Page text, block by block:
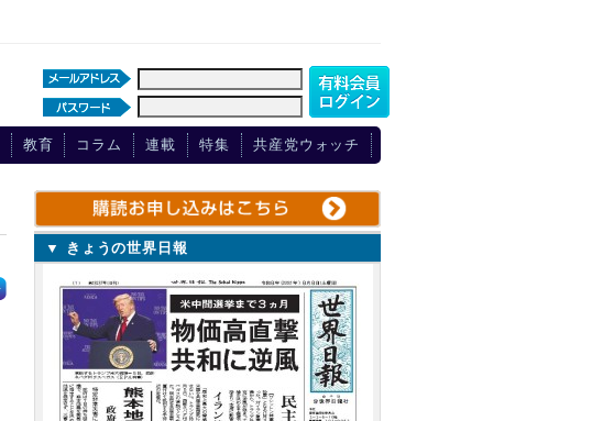
教育 コラム 連載 特集 共産党ウォッチ
▼ きょうの世界日報